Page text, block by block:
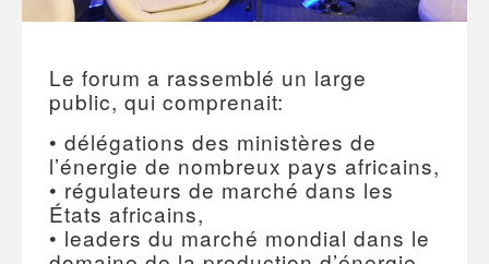
Le forum a rassemblé un large
public, qui comprenait:
• délégations des ministères de
l’énergie de nombreux pays africains,
• régulateurs de marché dans les
États africains,
• leaders du marché mondial dans le